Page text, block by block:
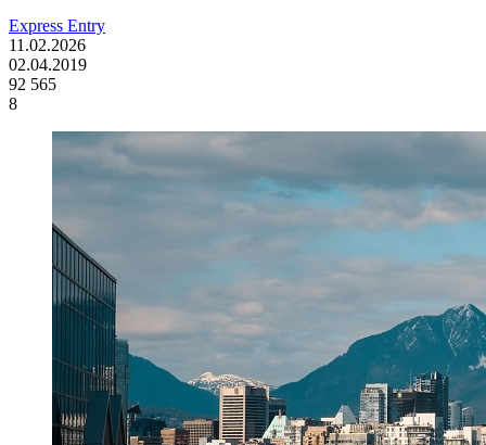
Express Entry
11.02.2026
02.04.2019
92 565
8